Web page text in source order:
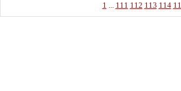
1 ... 111 112 113 114